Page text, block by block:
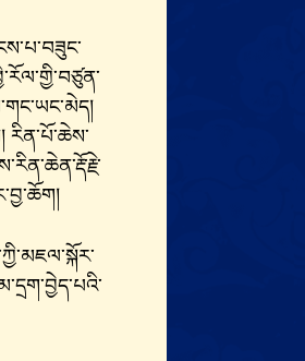
རིན་པོ་ཆེས་